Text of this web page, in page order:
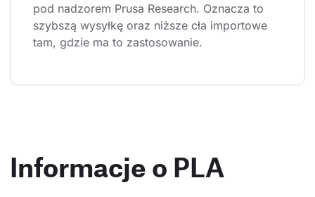
pod nadzorem Prusa Research. Oznacza to
szybszą wysyłkę oraz niższe cła importowe
tam, gdzie ma to zastosowanie.
Informacje o PLA